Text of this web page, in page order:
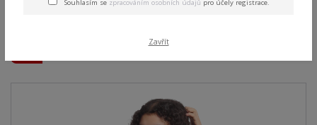
Curved Crew Neck T-Shirt
Souhlasím se zpracováním osobních údajů pro účely registrace.
Zavřít